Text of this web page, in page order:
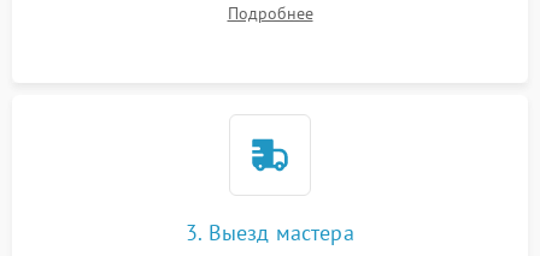
Подробнее
3. Выезд мастера